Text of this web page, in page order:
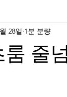
줄
28일 1분 분량